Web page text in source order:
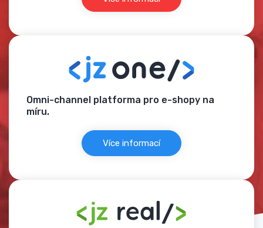
Omni-channel platforma pro e-shopy na
míru.
Více informací